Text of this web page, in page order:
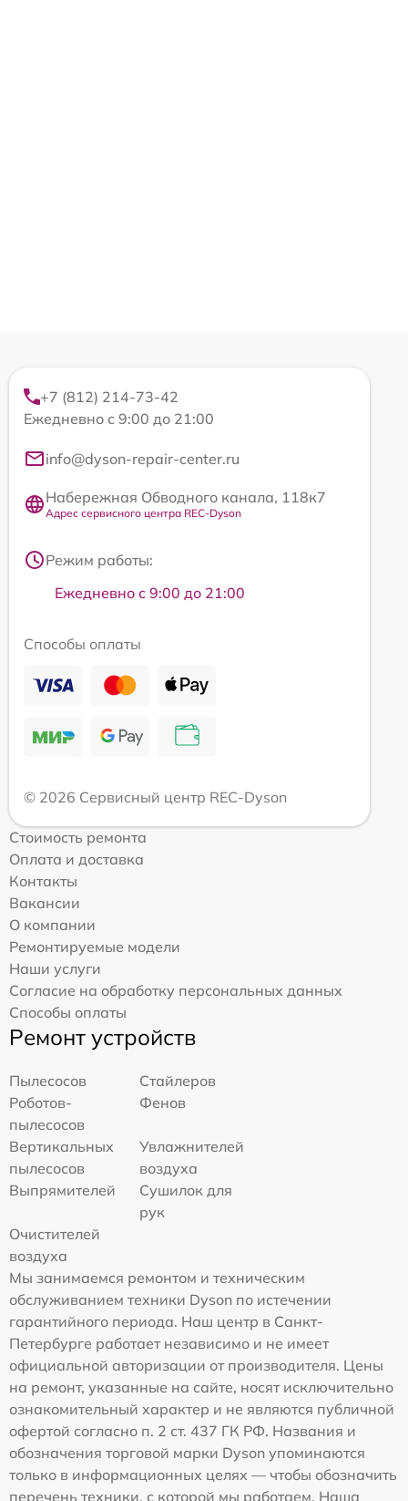
+7 (812) 214-73-42
Ежедневно с 9:00 до 21:00
info@dyson-repair-center.ru
Набережная Обводного канала, 118к7
Адрес сервисного центра REC-Dyson
Режим работы:
Ежедневно с 9:00 до 21:00
Способы оплаты
© 2026 Сервисный центр REC-Dyson
Стоимость ремонта
Оплата и доставка
Контакты
Вакансии
О компании
Ремонтируемые модели
Наши услуги
Согласие на обработку персональных данных
Способы оплаты
Ремонт устройств
Пылесосов
Стайлеров
Роботов-
пылесосов
Фенов
Вертикальных
пылесосов
Увлажнителей
воздуха
Выпрямителей
Сушилок для
рук
Очистителей
воздуха
Мы занимаемся ремонтом и техническим
обслуживанием техники Dyson по истечении
гарантийного периода. Наш центр в Санкт-
Петербурге работает независимо и не имеет
официальной авторизации от производителя. Цены
на ремонт, указанные на сайте, носят исключительно
ознакомительный характер и не являются публичной
офертой согласно п. 2 ст. 437 ГК РФ. Названия и
обозначения торговой марки Dyson упоминаются
только в информационных целях — чтобы обозначить
перечень техники, с которой мы работаем. Наша